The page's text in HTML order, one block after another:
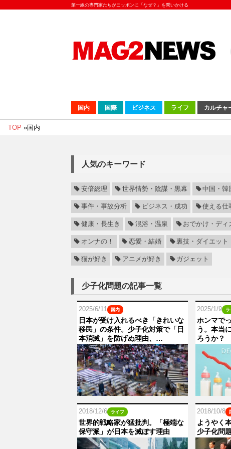
第一線の専門家たちがニッポンに「なぜ？」を問いかける
国内 国際 ビジネス ライフ カルチャ
TOP »国内
人気のキーワード
安倍総理 世界情勢・陰謀・黒幕 中国・韓
事件・事故分析 ビジネス・成功 使える仕
健康・長生き 混浴・温泉 おでかけ・ディ
オンナの！ 恋愛・結婚 裏技・ダイエット
猫が好き アニメが好き ガジェット
少子化問題の記事一覧
2025/6/11 国内
日本が受け入れるべき「きれいな
移民」の条件。少子化対策で「日
本消滅」を防げぬ理由、…
2025/1/9 ラ
ホンマで
う。本当
ろうか？
2018/12/6 ライフ
世界的戦略家が猛批判。「極端な
保守派」が日本を滅ぼす理由
2018/10/8
ようやく
少子化問